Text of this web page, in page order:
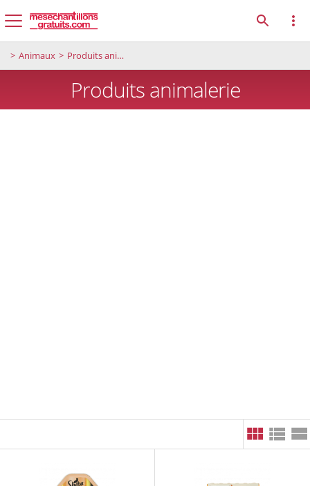
Animaux Produits animalerie
Produits animalerie